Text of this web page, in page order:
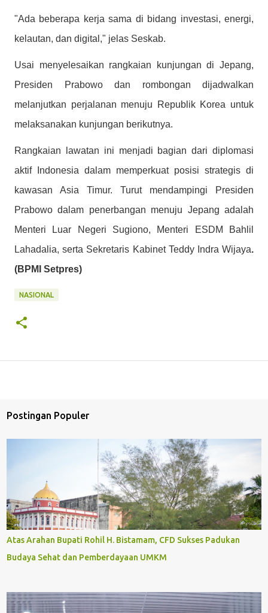
"Ada beberapa kerja sama di bidang investasi, energi,
kelautan, dan digital," jelas Seskab.
Usai menyelesaikan rangkaian kunjungan di Jepang,
Presiden Prabowo dan rombongan dijadwalkan
melanjutkan perjalanan menuju Republik Korea untuk
melaksanakan kunjungan berikutnya.
Rangkaian lawatan ini menjadi bagian dari diplomasi
aktif Indonesia dalam memperkuat posisi strategis di
kawasan Asia Timur. Turut mendampingi Presiden
Prabowo dalam penerbangan menuju Jepang adalah
Menteri Luar Negeri Sugiono, Menteri ESDM Bahlil
Lahadalia, serta Sekretaris Kabinet Teddy Indra Wijaya.
(BPMI Setpres)
NASIONAL
Postingan Populer
Atas Arahan Bupati Rohil H. Bistamam, CFD Sukses Padukan
Budaya Sehat dan Pemberdayaan UMKM